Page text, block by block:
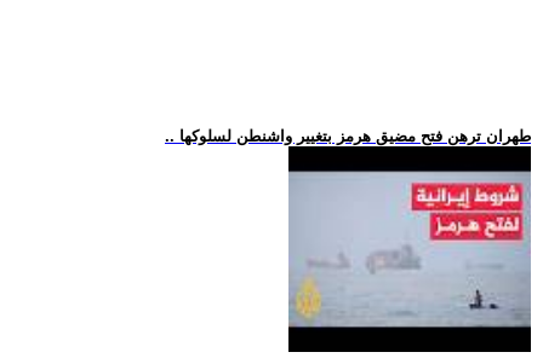
.. طهران ترهن فتح مضيق هرمز بتغيير واشنطن لسلوكها